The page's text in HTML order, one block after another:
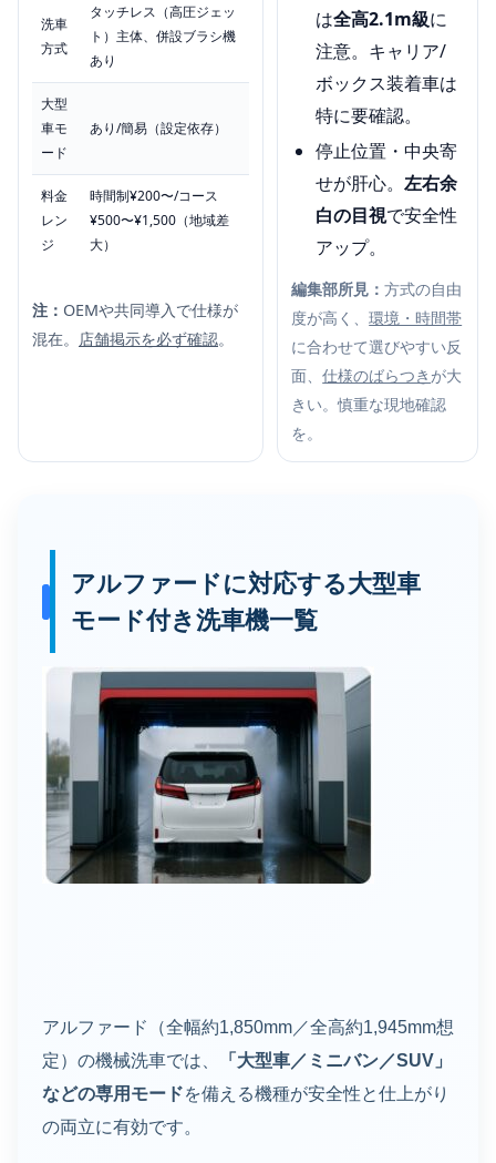
洗車
方式
タッチレス（高圧ジェッ
ト）主体、併設ブラシ機
あり
大型
車モ
ード
あり/簡易（設定依存）
料金
レン
ジ
時間制¥200〜/コース
¥500〜¥1,500（地域差
大）
注： OEMや共同導入で仕様が
混在。
店舗掲示を必ず確認。
は全高2.1m級に
注意。キャリア/
ボックス装着車は
特に要確認。
停止位置・中央寄
せが肝心。 左右余
白の目視で安全性
アップ。
編集部所見：方式の自由
度が高く、環境・時間帯
に合わせて選びやすい反
面、仕様のばらつき が大
きい。慎重な現地確認
を。
アルファードに対応する大型車
モード付き洗車機一覧
アルファード（全幅約1,850mm／全高約1,945mm想
定）の機械洗車では、
「大型車／ミニバン／SUV」
などの専用モードを備える機種が安全性と仕上がり
の両立に有効です。